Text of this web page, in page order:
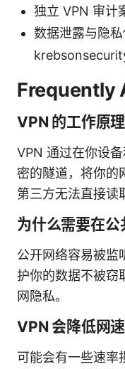
独立 VPN 审计
数据泄露与隐
Frequently
VPN 的工作原理
VPN 通过在你设
密的隧道，将你的
第三方无法直接读
为什么需要在公
公开网络容易被监
护你的数据不被窃
网隐私。
VPN 会降低网速
可能会有一些速率